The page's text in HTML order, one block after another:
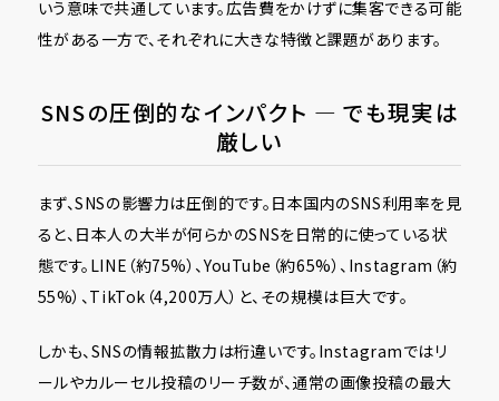
いう意味で共通しています。広告費をかけずに集客できる可能
性がある一方で、それぞれに大きな特徴と課題があります。
SNSの圧倒的なインパクト ― でも現実は
厳しい
まず、SNSの影響力は圧倒的です。日本国内のSNS利用率を見
ると、日本人の大半が何らかのSNSを日常的に使っている状
態です。LINE（約75%）、YouTube（約65%）、Instagram（約
55%）、TikTok（4,200万人）と、その規模は巨大です。
しかも、SNSの情報拡散力は桁違いです。Instagramではリ
ールやカルーセル投稿のリーチ数が、通常の画像投稿の最大